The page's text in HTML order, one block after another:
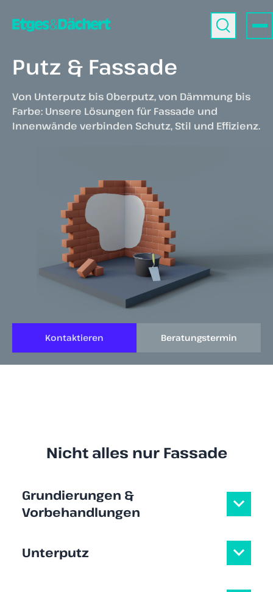
Putz & Fassade
Von Unterputz bis Oberputz, von Dämmung bis
Farbe: Unsere Lösungen für Fassade und
Innenwände verbinden Schutz, Stil und Effizienz.
Kontaktieren Beratungstermin
Nicht alles nur Fassade
Grundierungen &
Vorbehandlungen
Unterputz